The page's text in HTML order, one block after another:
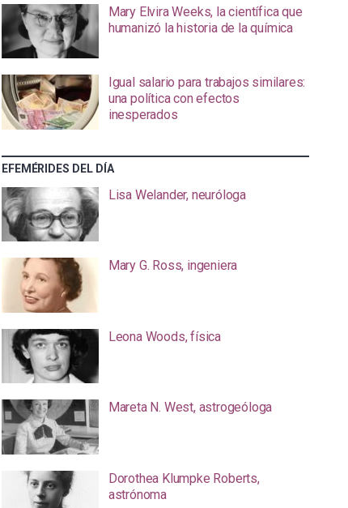
Mary Elvira Weeks, la científica que
humanizó la historia de la química
Igual salario para trabajos similares:
una política con efectos
inesperados
EFEMÉRIDES DEL DÍA
Lisa Welander, neuróloga
Mary G. Ross, ingeniera
Leona Woods, física
Mareta N. West, astrogeóloga
Dorothea Klumpke Roberts,
astrónoma